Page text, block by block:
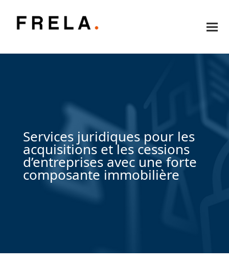
Services juridiques pour les
acquisitions et les cessions
d’entreprises avec une forte
composante immobilière